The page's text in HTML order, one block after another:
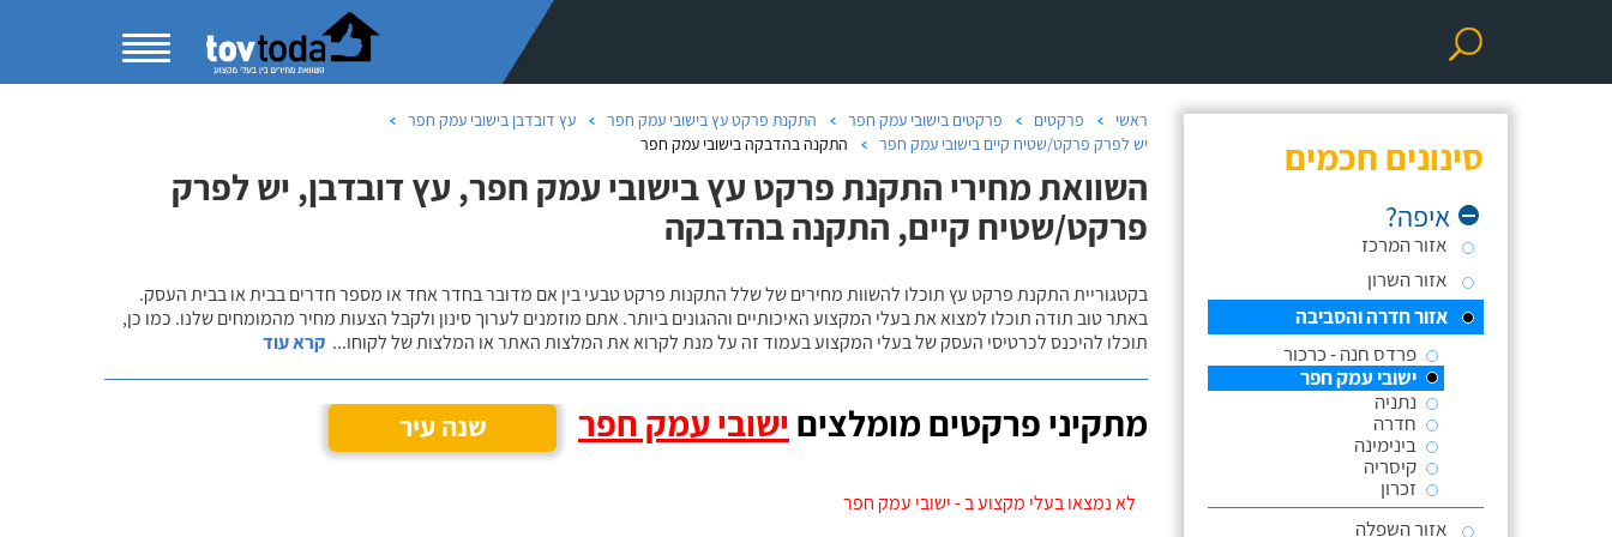
סינונים חכמים
איפה?
אזור המרכז
אזור השרון
אזור חדרה והסביבה
פרדס חנה - כרכור
ישובי עמק חפר
נתניה
חדרה
בינימינה
קיסריה
זכרון
אזור השפלה
ראשי פרקטים פרקטים בישובי עמק חפר התקנת פרקט עץ בישובי עמק חפר
עץ דובדבן בישובי עמק חפר
יש לפרק פרקט/שטיח קיים בישובי עמק חפר
התקנה בהדבקה בישובי עמק חפר
השוואת מחירי התקנת פרקט עץ בישובי עמק חפר, עץ דובדבן, יש לפרק
פרקט/שטיח קיים, התקנה בהדבקה
בקטגוריית התקנת פרקט עץ תוכלו להשוות מחירים של שלל התקנות פרקט טבעי בין אם מדובר בחדר אחד או מספר חדרים בבית או בבית העסק.
באתר טוב תודה תוכלו למצוא את בעלי המקצוע האיכותיים וההגונים ביותר. אתם מוזמנים לערוך סינון ולקבל הצעות מחיר מהמומחים שלנו. כמו כן,
תוכלו להיכנס לכרטיסי העסק של בעלי המקצוע בעמוד זה על מנת לקרוא את המלצות האתר או המלצות של לקוחו... קרא עוד
מתקיני פרקטים מומלצים ישובי עמק חפר שנה עיר
לא נמצאו בעלי מקצוע ב - ישובי עמק חפר